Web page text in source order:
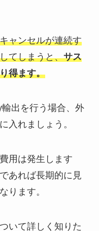
ャンセルが連続す
てしまうと、サス
得ます。
出を行う場合、外
入れましょう。
用は発生します
あれば長期的に見
ります。
いて詳しく知りた